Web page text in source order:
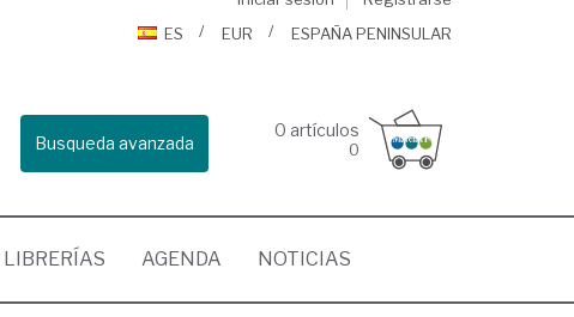
ES
EUR ESPAÑA PENINSULAR
Busqueda avanzada
0 artículos
0
LIBRERÍAS AGENDA NOTICIAS